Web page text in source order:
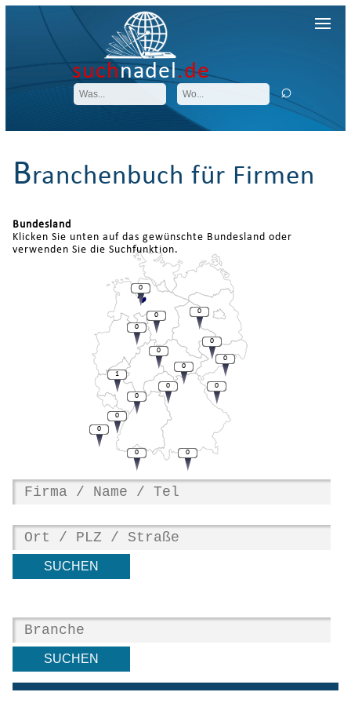
suchnadel.de
Branchenbuch für Firmen
Bundesland
Klicken Sie unten auf das gewünschte Bundesland oder
verwenden Sie die Suchfunktion.
0
0
1
0
0
0
0
0
0
0
0
0
0
0
0
0